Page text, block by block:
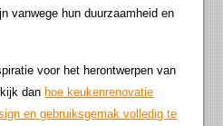
vanwege hun duurzaamheid en
voor het herontwerpen van
danhoe keukenrenovatie
en gebruiksgemak volledig te